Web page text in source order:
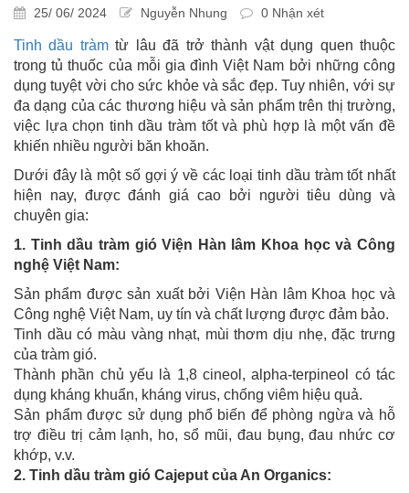
25/ 06/ 2024 Nguyễn Nhung 0 Nhận xét
Tinh dầu tràmtừ lâu đã trở thành vật dụng quen thuộc
trong tủ thuốc của mỗi gia đình Việt Nam bởi những công
dụng tuyệt vời cho sức khỏe và sắc đẹp. Tuy nhiên, với sự
đa dạng của các thương hiệu và sản phẩm trên thị trường,
việc lựa chọn tinh dầu tràm tốt và phù hợp là một vấn đề
khiến nhiều người băn khoăn.
Dưới đây là một số gợi ý về các loại tinh dầu tràm tốt nhất
hiện nay, được đánh giá cao bởi người tiêu dùng và
chuyên gia:
1. Tinh dầu tràm gió Viện Hàn lâm Khoa học và Công
nghệ Việt Nam:
Sản phẩm được sản xuất bởi Viện Hàn lâm Khoa học và
Công nghệ Việt Nam, uy tín và chất lượng được đảm bảo.
Tinh dầu có màu vàng nhạt, mùi thơm dịu nhẹ, đặc trưng
của tràm gió.
Thành phần chủ yếu là 1,8 cineol, alpha-terpineol có tác
dụng kháng khuẩn, kháng virus, chống viêm hiệu quả.
Sản phẩm được sử dụng phổ biến để phòng ngừa và hỗ
trợ điều trị cảm lạnh, ho, sổ mũi, đau bụng, đau nhức cơ
khớp, v.v.
2. Tinh dầu tràm gió Cajeput của An Organics: